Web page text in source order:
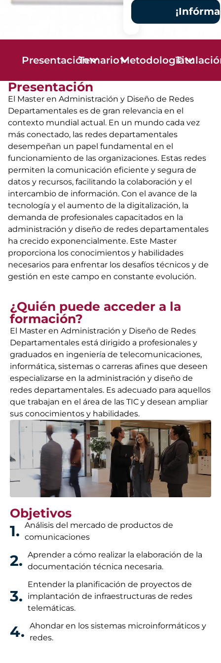
PresentaciónTemarioMetodología
Presentación
El Master en Administración y Diseño de Redes
Departamentales es de gran relevancia en el
contexto mundial actual. En un mundo cada vez
más conectado, las redes departamentales
desempeñan un papel fundamental en el
funcionamiento de las organizaciones. Estas redes
permiten la comunicación eficiente y segura de
datos y recursos, facilitando la colaboración y el
intercambio de información. Con el avance de la
tecnología y el aumento de la digitalización, la
demanda de profesionales capacitados en la
administración y diseño de redes departamentales
ha crecido exponencialmente. Este Master
proporciona los conocimientos y habilidades
necesarios para enfrentar los desafíos técnicos y de
gestión en este campo en constante evolución.
¿Quién puede acceder a la
formación?
El Master en Administración y Diseño de Redes
Departamentales está dirigido a profesionales y
graduados en ingeniería de telecomunicaciones,
informática, sistemas o carreras afines que deseen
especializarse en la administración y diseño de
redes departamentales. Es adecuado para aquellos
que trabajan en el área de las TIC y desean ampliar
sus conocimientos y habilidades.
Objetivos
1. Análisis del mercado de productos de
comunicaciones
2. Aprender a cómo realizar la elaboración de la
documentación técnica necesaria.
3.
Entender la planificación de proyectos de
implantación de infraestructuras de redes
telemáticas.
4. Ahondar en los sistemas microinformáticos y
redes.